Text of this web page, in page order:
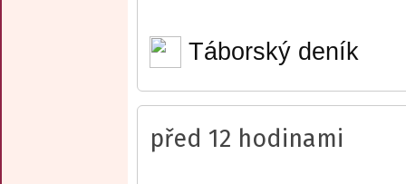
Táborský deník
před 12 hodinami